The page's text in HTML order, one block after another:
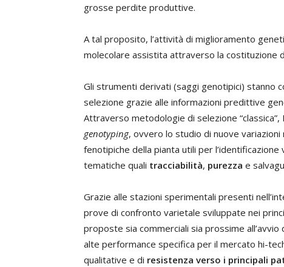
grosse perdite produttive.
A tal proposito, l’attività di miglioramento
molecolare assistita attraverso la costituzione
Gli strumenti derivati (saggi genotipici) stanno
selezione grazie alle informazioni predittive
Attraverso metodologie di selezione
genotyping, ovvero lo studio di nuove variazioni
fenotipiche della pianta utili per
tematiche quali tracciabilità, purezza e
Grazie alle stazioni sperimentali presenti
prove di confronto varietale sviluppate nei
proposte sia commerciali sia prossime
alte performance specifica per il mercato hi-
qualitative e di resistenza verso i principali